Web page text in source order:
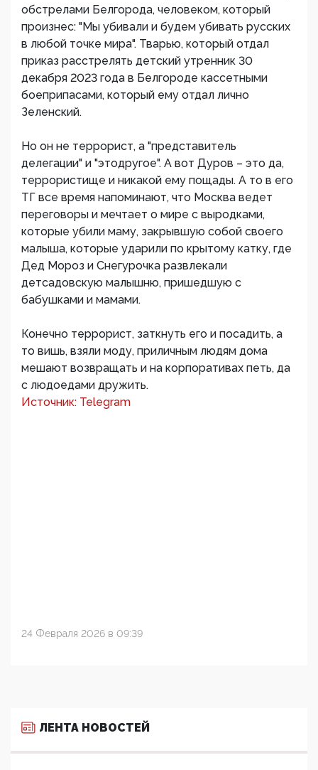
обстрелами Белгорода, человеком, который
произнес: "Мы убивали и будем убивать русских
в любой точке мира". Тварью, который отдал
приказ расстрелять детский утренник 30
декабря 2023 года в Белгороде кассетными
боеприпасами, который ему отдал лично
Зеленский.
Но он не террорист, а "представитель
делегации" и "этодругое". А вот Дуров – это да,
террористище и никакой ему пощады. А то в его
ТГ все время напоминают, что Москва ведет
переговоры и мечтает о мире с выродками,
которые убили маму, закрывшую собой своего
малыша, которые ударили по крытому катку, где
Дед Мороз и Снегурочка развлекали
детсадовскую малышню, пришедшую с
бабушками и мамами.
Конечно террорист, заткнуть его и посадить, а
то вишь, взяли моду, приличным людям дома
мешают возвращать и на корпоративах петь, да
с людоедами дружить.
Источник: Telegram
24 Февраля 2026 в 09:39
ЛЕНТА НОВОСТЕЙ